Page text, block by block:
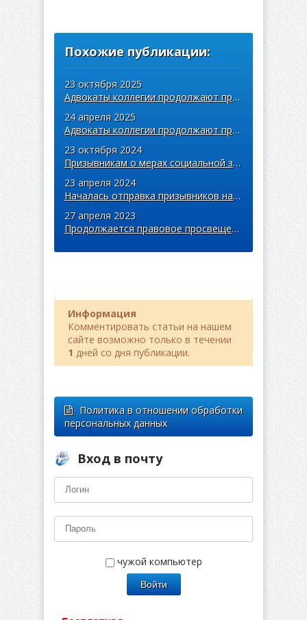
Похожие публикации:
23 октября 2025
Адвокаты коллегии продолжают правовое просвещение призывников
24 апреля 2025
Адвокаты коллегии продолжают правовое просвещение призывников
23 октября 2024
Призывникам о мерах социальной защиты
23 апреля 2024
Началась отправка призывников на срочную военную службу
27 апреля 2023
Продолжается правовое просвещение призывников
Информация
Комментировать статьи на нашем
сайте возможно только в течении
1 дней со дня публикации.
Политика в отношении обработки
персональных данных
Вход в почту
чужой компьютер